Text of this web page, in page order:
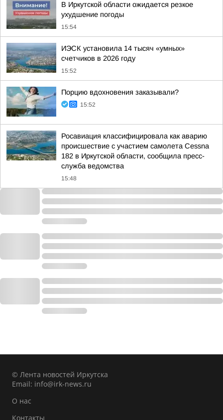
В Иркутской области ожидается резкое
ухудшение погоды
15:54
ИЭСК установила 14 тысяч «умных»
счетчиков в 2026 году
15:52
Порцию вдохновения заказывали?
15:52
Росавиация классифицировала как аварию
происшествие с участием самолета Cessna
182 в Иркутской области, сообщила пресс-
служба ведомства
15:48
© Лента новостей Иркутска
Email: info@irk-news.ru
О нас
Контакты